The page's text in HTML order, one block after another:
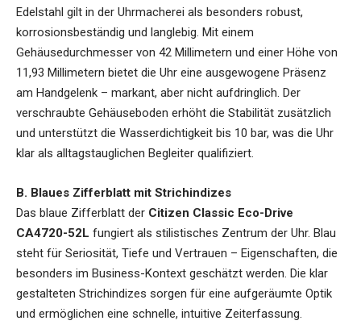
Edelstahl gilt in der Uhrmacherei als besonders robust,
korrosionsbeständig und langlebig. Mit einem
Gehäusedurchmesser von 42 Millimetern und einer Höhe von
11,93 Millimetern bietet die Uhr eine ausgewogene Präsenz
am Handgelenk – markant, aber nicht aufdringlich. Der
verschraubte Gehäuseboden erhöht die Stabilität zusätzlich
und unterstützt die Wasserdichtigkeit bis 10 bar, was die Uhr
klar als alltagstauglichen Begleiter qualifiziert.
B. Blaues Zifferblatt mit Strichindizes
Das blaue Zifferblatt der Citizen Classic Eco-Drive
CA4720-52L fungiert als stilistisches Zentrum der Uhr. Blau
steht für Seriosität, Tiefe und Vertrauen – Eigenschaften, die
besonders im Business-Kontext geschätzt werden. Die klar
gestalteten Strichindizes sorgen für eine aufgeräumte Optik
und ermöglichen eine schnelle, intuitive Zeiterfassung.